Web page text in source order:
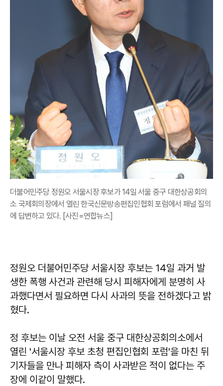
더불어민주당 정원오 서울시장 후보가 14일 서울 중구 대한상공회의
소 국제회의장에서 열린 한국신문방송편집인협회 포럼에서 패널 질의
에 답변하고 있다. [사진=연합뉴스]
정원오 더불어민주당 서울시장 후보는 14일 과거 발
생한 폭행 사건과 관련해 당시 피해자에게 분명히 사
과했다면서 필요하면 다시 사과의 뜻을 전하겠다고 밝
혔다.
정 후보는 이날 오전 서울 중구 대한상공회의소에서
열린 '서울시장 후보 초청 편집인협회 포럼'을 마친 뒤
기자들을 만나 피해자 측이 사과받은 적이 없다는 주
장에 이같이 말했다.